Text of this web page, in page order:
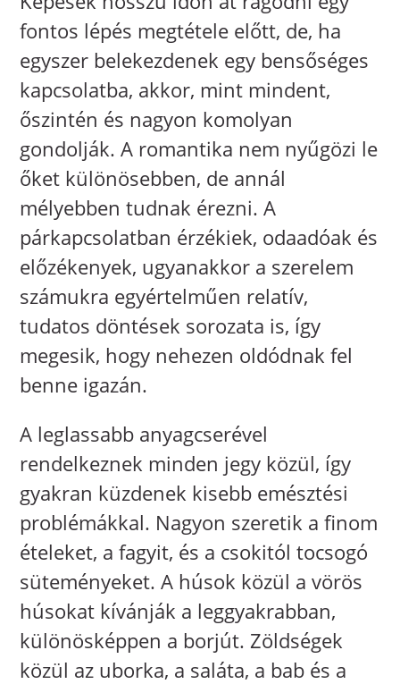
fontos lépés megtétele előtt, de, ha
egyszer belekezdenek egy bensőséges
kapcsolatba, akkor, mint mindent,
őszintén és nagyon komolyan
gondolják. A romantika nem nyűgözi le
őket különösebben, de annál
mélyebben tudnak érezni. A
párkapcsolatban érzékiek, odaadóak és
előzékenyek, ugyanakkor a szerelem
számukra egyértelműen relatív,
tudatos döntések sorozata is, így
megesik, hogy nehezen oldódnak fel
benne igazán.
A leglassabb anyagcserével
rendelkeznek minden jegy közül, így
gyakran küzdenek kisebb emésztési
problémákkal. Nagyon szeretik a finom
ételeket, a fagyit, és a csokitól tocsogó
süteményeket. A húsok közül a vörös
húsokat kívánják a leggyakrabban,
különösképpen a borjút. Zöldségek
közül az uborka, a saláta, a bab és a